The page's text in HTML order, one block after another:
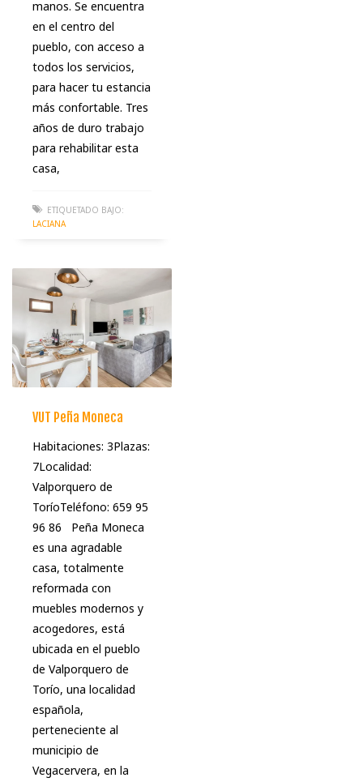
manos. Se encuentra
en el centro del
pueblo, con acceso a
todos los servicios,
para hacer tu estancia
más confortable. Tres
años de duro trabajo
para rehabilitar esta
casa,
ETIQUETADO BAJO:
LACIANA
VUT Peña Moneca
Habitaciones: 3Plazas:
7Localidad:
Valporquero de
ToríoTeléfono: 659 95
96 86 Peña Moneca
es una agradable
casa, totalmente
reformada con
muebles modernos y
acogedores, está
ubicada en el pueblo
de Valporquero de
Torío, una localidad
española,
perteneciente al
municipio de
Vegacervera, en la